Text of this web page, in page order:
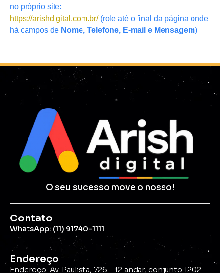
no próprio site:
https://arishdigital.com.br/(role até o final da página onde
há campos de Nome, Telefone, E-mail e Mensagem)
O seu sucesso move o nosso!
Contato
WhatsApp: (11) 91740-1111
Endereço
Endereço: Av. Paulista, 726 – 12 andar, conjunto 1202 –